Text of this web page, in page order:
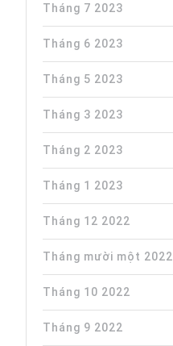
Tháng 7 2023
Tháng 6 2023
Tháng 5 2023
Tháng 3 2023
Tháng 2 2023
Tháng 1 2023
Tháng 12 2022
Tháng mười một 2022
Tháng 10 2022
Tháng 9 2022